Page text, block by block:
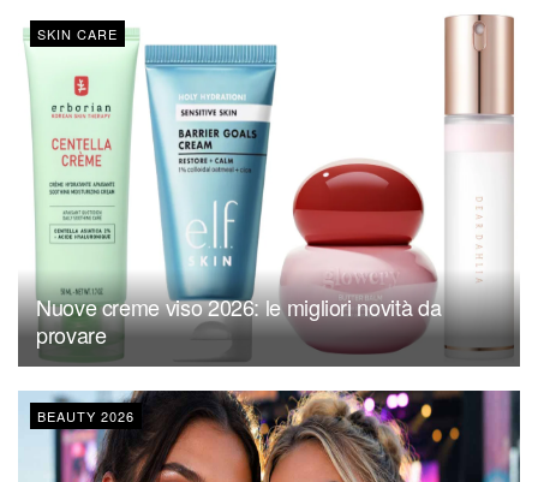
SKIN CARE
Nuove creme viso 2026: le migliori novità da
provare
BEAUTY 2026